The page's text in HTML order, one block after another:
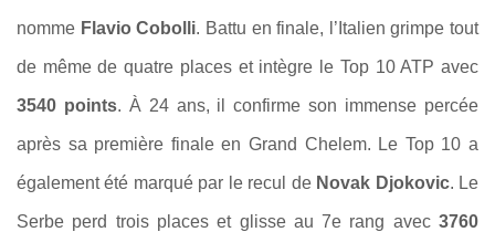
nomme Flavio Cobolli. Battu en finale, l’Italien grimpe tout
de même de quatre places et intègre le Top 10 ATP avec
3540 points. À 24 ans, il confirme son immense percée
après sa première finale en Grand Chelem. Le Top 10 a
également été marqué par le recul de Novak Djokovic. Le
Serbe perd trois places et glisse au 7e rang avec 3760